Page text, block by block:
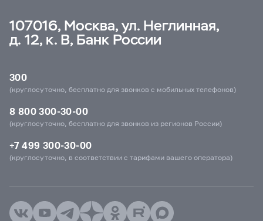
107016, Москва, ул. Неглинная,
д. 12, к. В, Банк России
300
(круглосуточно, бесплатно для звонков с мобильных телефонов)
8 800 300-30-00
(круглосуточно, бесплатно для звонков из регионов России)
+7 499 300-30-00
(круглосуточно, в соответствии с тарифами вашего оператора)